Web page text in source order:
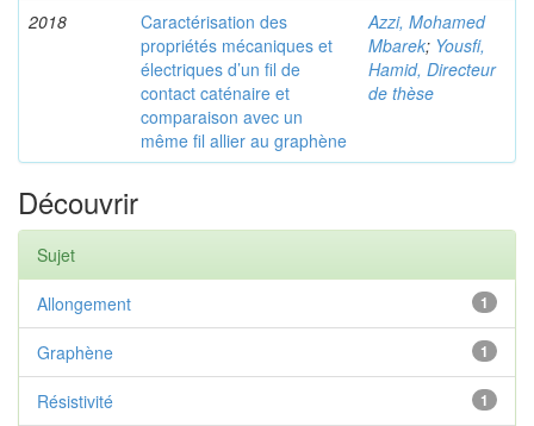
2018
Caractérisation des
propriétés mécaniques et
électriques d’un fil de
contact caténaire et
comparaison avec un
même fil allier au graphène
Azzi, Mohamed
Mbarek; Yousfi,
Hamid, Directeur
de thèse
Découvrir
Sujet
1
Allongement
1
Graphène
1
Résistivité